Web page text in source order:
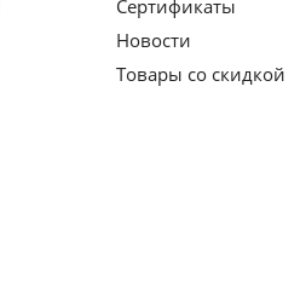
Сертификаты
Новости
Товары со скидкой